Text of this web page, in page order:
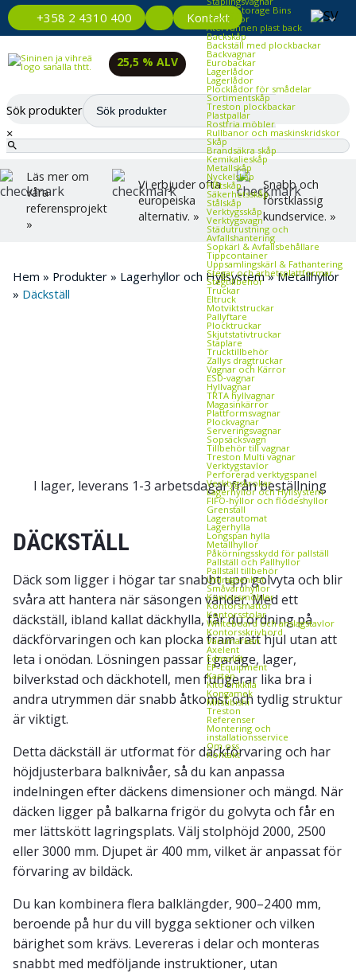
+358 2 4310 400 KontaktPlastic Storage Bins
Plastlådor
Återvunnen plast back
Backskåp
Backställ med plockbackar
Backvagnar
Eurobackar
Lagerlådor
Lagerlådor
Plocklådor för smådelar
Sortimentskåp
Treston plockbackar
Plastpallar
Rostfria möbler
Rullbanor och maskinskridskor
Skåp
Brandsäkra skåp
Kemikalieskåp
Metallskåp
Nyckelskåp
Plåtskåp
Säkerhetsskåp
Stålskåp
Verktygsskåp
Verktygsvagn
Städutrustning och
Avfallshantering
Sopkärl & Avfallsbehållare
Tippcontainer
Uppsamlingskärl & Fathantering
Stegar och arbetsplattformar
Stegtillbehör
Truckar
Eltruck
Motviktstruckar
Pallyftare
Plocktruckar
Skjutstativtruckar
Staplare
Trucktillbehör
Zallys dragtruckar
Vagnar och Kärror
ESD‑vagnar
Hyllvagnar
TRTA hyllvagnar
Magasinkärror
Plattformsvagnar
Plockvagnar
Serveringsvagnar
Sopsäcksvagn
Tillbehör till vagnar
Treston Multi vagnar
Verktygstavlor
Perforerad verktygspanel
Verktygskrokar
Lagerhyllor och Hyllsystem
FIFO‑hyllor och flödeshyllor
Grenställ
Lagerautomat
Lagerhylla
Longspan hylla
Metallhyllor
Påkörningsskydd för pallställ
Pallställ och Pallhyllor
Pallställ tillbehör
Utdragsenhet
Småvaruhyllor
Kontorsmöbler
Kontorsmattor
Kontorsstolar
Whiteboard och anslagstavlor
Kontorsskrivbord
Varumärken
Axelent
Edmolift
EP-Equipment
Kasten
Kito Erikkilä
Kongamek
Mitsubishi
Treston
Referenser
Montering och
installationsservice
Om oss
Kontakt
25,5 % ALV
Sök produkter
×
Läs mer om
våra
referensprojekt
»
Vi erbjuder ofta
europeiska
alternativ. »
Snabb och
förstklassig
kundservice. »
Hem » Produkter » Lagerhyllor och Hyllsystem»Metallhyllor
» Däckställ
I lager, leverans 1-3 arbetsdagar från beställning
DÄCKSTÄLL
Däck som ligger i högar tar snabbt upp golvyta och blir
svåra att hantera när säsongen vänder. Med ett
däckställ, ibland kallat däckhylla, får du ordning på
däckförvaringen och kan plocka fram rätt hjul utan att
leta i onödan. Lösningen passar i garage, lager,
bilverkstad och däckhotell, men fungerar lika bra i
andra utrymmen där snabb åtkomst och tydlig struktur
är viktigt.
Detta däckställ är utformat för däckförvaring och har
höjdjusterbara balknivåer, så du kan anpassa
indelningen efter däckens dimensioner och mängd. När
däcken ligger på balkarna frigör du golvyta och får en
mer lättskött lagringsplats. Välj stolphöjd 2000, 2500
eller 3000 mm. Djupet är 400 mm, vilket är anpassat för
förvaring av bildäck.
Du kan kombinera flera balklängder, 900–2400 mm,
beroende på hur du vill bygga sektioner och vilken
bärighet som krävs. Levereras i delar och monteras
snabbt med medföljande instruktioner, utan